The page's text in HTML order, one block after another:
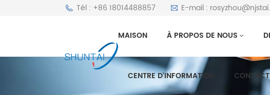
Tél : +86 18014488857 E-mail :
MAISON À PROPOS DE NOUS
CENTRE D'INFORMATION